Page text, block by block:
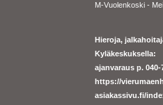
M-Vuolenkoski -
Hieroja,
Kyläkeskuksella:
ajanvaraus p.
https://
asiakassivu.fi/